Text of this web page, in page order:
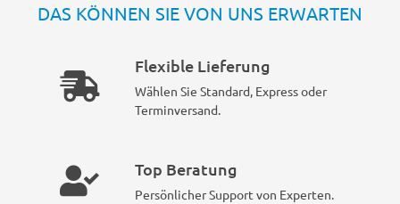
DAS KÖNNEN SIE VON UNS ERWARTEN
Flexible Lieferung
Wählen Sie Standard, Express oder
Terminversand.
Top Beratung
Persönlicher Support von Experten.